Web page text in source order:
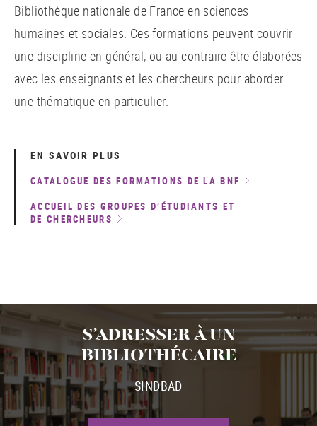
Bibliothèque nationale de France en sciences
humaines et sociales. Ces formations peuvent couvrir
une discipline en général, ou au contraire être élaborées
avec les enseignants et les chercheurs pour aborder
une thématique en particulier.
EN SAVOIR PLUS
CATALOGUE DES FORMATIONS DE LA BNF
ACCUEIL DES GROUPES D’ÉTUDIANTS ET
DE CHERCHEURS
S’ADRESSER À UN
BIBLIOTHÉCAIRE
SINDBAD